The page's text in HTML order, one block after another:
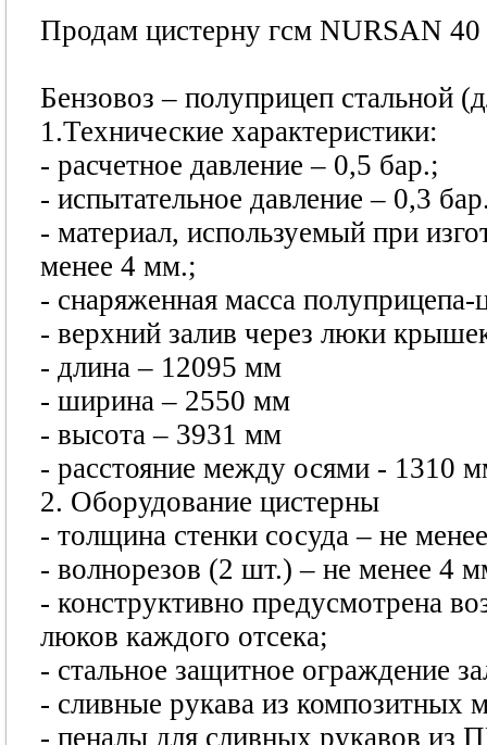
Продам цистерну гсм NURSAN
Бензовоз – полуприцеп стальной
1.Технические характеристики:
- расчетное давление – 0,5 бар.;
- испытательное давление – 0,3
- материал, используемый при
менее 4 мм.;
- снаряженная масса
- верхний залив через люки
- длина – 12095 мм
- ширина – 2550 мм
- высота – 3931 мм
- расстояние между осями - 1310
2. Оборудование цистерны
- толщина стенки сосуда – не
- волнорезов (2 шт.) – не менее 4
- конструктивно предусмотрена
люков каждого отсека;
- стальное защитное ограждение
- сливные рукава из композитных
- пеналы для сливных рукавов из